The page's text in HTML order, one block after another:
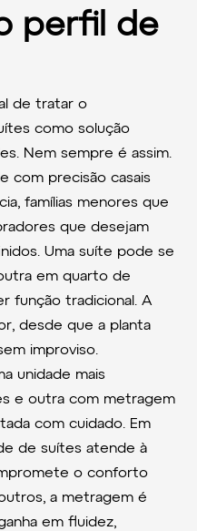
perfil de
de tratar o
como solução
Nem sempre é assim.
com precisão casais
famílias menores que
que desejam
Uma suíte pode se
em quarto de
função tradicional. A
desde que a planta
improviso.
unidade mais
e outra com metragem
com cuidado. Em
de suítes atende à
o conforto
a metragem é
em fluidez,